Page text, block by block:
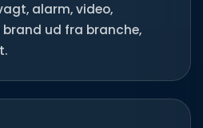
alarm, video,
ud fra branche,